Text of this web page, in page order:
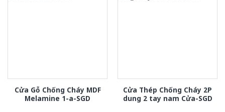
Cửa Gỗ Chống Cháy MDF
Melamine 1-a-SGD
Cửa Thép Chống Cháy 2P
dung 2 tay nam Cửa-SGD